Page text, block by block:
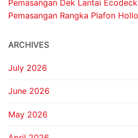
Pemasangan Dek Lantai Ecodeck
Pemasangan Rangka Plafon
ARCHIVES
July 2026
June 2026
May 2026